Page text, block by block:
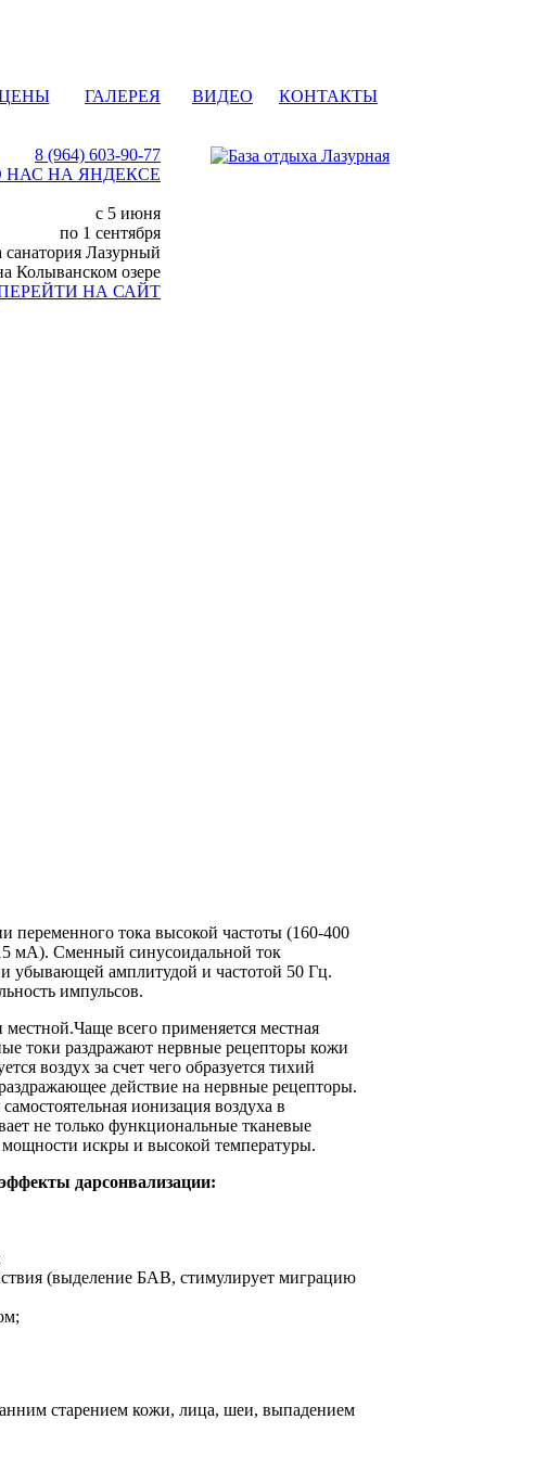
ГАЛЕРЕЯ ВИДЕО КОНТАКТЫ
8 (964) 603-90-77
НАС НА ЯНДЕКСЕ
c 5 июня
по 1 сентября
санатория Лазурный
Колыванском озере
НА САЙТ
переменного тока высокой частоты (160-400
мА). Сменный синусоидальной ток
убывающей амплитудой и частотой 50 Гц.
импульсов.
всего применяется местная
токи раздражают нервные рецепторы кожи
воздух за счет чего образуется тихий
действие на нервные рецепторы.
ионизация воздуха в
не только функциональные тканевые
искры и высокой температуры.
дарсонвализации:
(выделение БАВ, стимулирует миграцию
старением кожи, лица, шеи, выпадением